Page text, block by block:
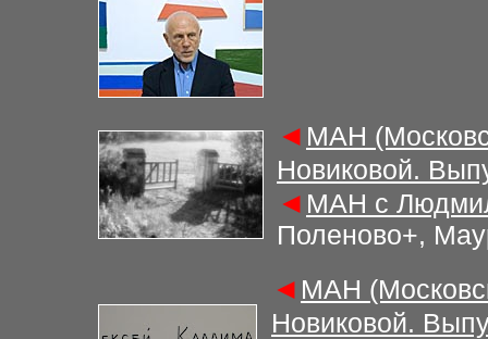
◄ МАН
Новиковой.
◄ МАН с
Поленово+,
◄ МАН
Новиковой.